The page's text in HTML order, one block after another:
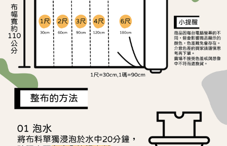
ATM／網路銀行／等多元方式進行付款，方視為交易完成。
※ 請注意：結帳手續完成當下不需立刻繳費，但若您需要取消訂單，請聯絡
購買商品的店家。未經商家同意取消之訂單仍視為有效，需透過AFTEE先享
後付繳納相關費用。
※ 交易是否成功請以「AFTEE先享後付 」之結帳頁面顯示為準，若有關於
是否繳費成功／繳費後需取消欲退款等相關疑問，請聯繫「AFTEE先享後付
客戶支援中心」 https://netprotections.freshdesk.com/support/home
【注意事項】
１．透過由恩沛科技股份有限公司提供之「AFTEE先享後付」服務完成之交
易，需依本服務之必要範圍內提供個人資料，並將交易相關給付款項請求債
權轉讓予恩沛科技股份有限公司。
https://aftee.tw/terms/#terms3
３．未成年的使用者請事先徵得法定代理人或監護人之同意方可使用
「AFTEE先享後付」，若未經同意申辦者引起之損失，本公司不負相關責
宅配
每筆NT$150，滿NT$1,500(含以上)免運費
離島宅配
每筆NT$240